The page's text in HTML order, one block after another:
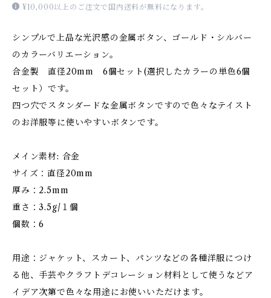
¥10,000以上のご注文で国内送料が無料になります。
シンプルで上品な光沢感の金属ボタン、ゴールド・シルバー
のカラーバリエーション。
合金製 直径20mm 6個セット(選択したカラーの単色6個
セット）です。
四つ穴でスタンダードな金属ボタンですので色々なテイスト
のお洋服等に使いやすいボタンです。
メイン素材: 合金
サイズ：直径20mm
厚み：2.5mm
重さ：3.5g/１個
個数：6
用途：ジャケット、スカート、パンツなどの各種洋服につけ
る他、手芸やクラフトデコレーション材料として使うなどア
イデア次第で色々な用途にお使いいただけます。